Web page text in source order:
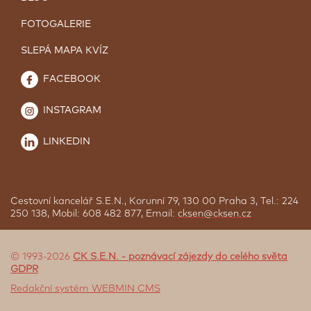
FOTOGALERIE
SLEPÁ MAPA KVÍZ
FACEBOOK
INSTAGRAM
LINKEDIN
Cestovní kancelář S.E.N., Korunní 79, 130 00 Praha 3, Tel.: 224
250 138, Mobil: 608 482 877, Email: cksen@cksen.cz
© 1993-2026 CK S.E.N. - poznávací zájezdy do celého světa
GDPR
Redakční systém WEBMIN CMS